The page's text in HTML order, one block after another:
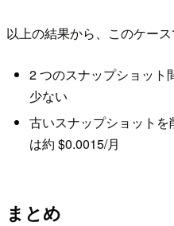
以上の結果から、このケー
2 つのスナップショット
少ない
古いスナップショット
は約 $0.0015/月
まとめ